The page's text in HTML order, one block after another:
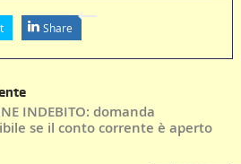
Share
INDEBITO: domanda
se il conto corrente è aperto